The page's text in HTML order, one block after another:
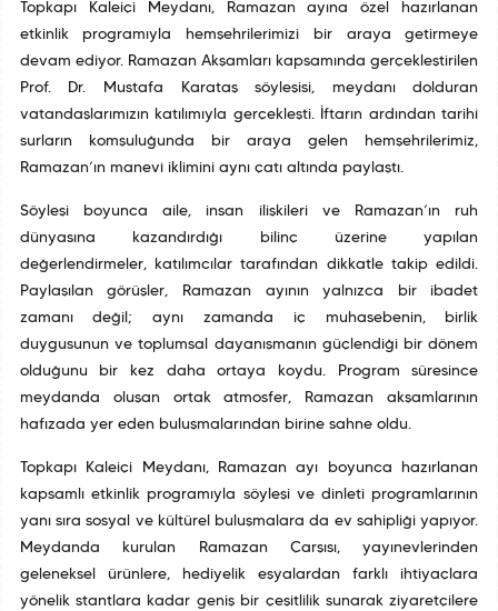
Topkapı Kaleiçi Meydanı, Ramazan ayına özel hazırlanan
etkinlik programıyla hemşehrilerimizi bir araya getirmeye
devam ediyor. Ramazan Akşamları kapsamında gerçekleştirilen
Prof. Dr. Mustafa Karataş söyleşisi, meydanı dolduran
vatandaşlarımızın katılımıyla gerçekleşti. İftarın ardından tarihî
surların komşuluğunda bir araya gelen hemşehrilerimiz,
Ramazan’ın manevî iklimini aynı çatı altında paylaştı.
Söyleşi boyunca aile, insan ilişkileri ve Ramazan’ın ruh
dünyasına kazandırdığı bilinç üzerine yapılan
değerlendirmeler, katılımcılar tarafından dikkatle takip edildi.
Paylaşılan görüşler, Ramazan ayının yalnızca bir ibadet
zamanı değil; aynı zamanda iç muhasebenin, birlik
duygusunun ve toplumsal dayanışmanın güçlendiği bir dönem
olduğunu bir kez daha ortaya koydu. Program süresince
meydanda oluşan ortak atmosfer, Ramazan akşamlarının
hafızada yer eden buluşmalarından birine sahne oldu.
Topkapı Kaleiçi Meydanı, Ramazan ayı boyunca hazırlanan
kapsamlı etkinlik programıyla söyleşi ve dinleti programlarının
yanı sıra sosyal ve kültürel buluşmalara da ev sahipliği yapıyor.
Meydanda kurulan Ramazan Çarşısı, yayınevlerinden
geleneksel ürünlere, hediyelik eşyalardan farklı ihtiyaçlara
yönelik stantlara kadar geniş bir çeşitlilik sunarak ziyaretçilere